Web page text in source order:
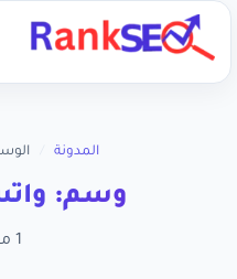
المدونة
وسم:
1 مقال